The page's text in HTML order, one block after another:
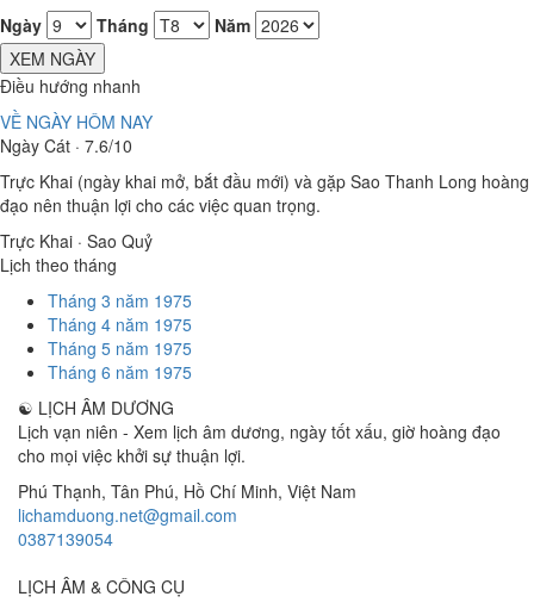
Ngày
Tháng
Năm
XEM NGÀY
Điều hướng nhanh
VỀ NGÀY HÔM NAY
Ngày Cát · 7.6/10
Trực Khai (ngày khai mở, bắt đầu mới) và gặp Sao Thanh Long hoàng
đạo nên thuận lợi cho các việc quan trọng.
Trực Khai · Sao Quỷ
Lịch theo tháng
Tháng 3 năm 1975
Tháng 4 năm 1975
Tháng 5 năm 1975
Tháng 6 năm 1975
☯ LỊCH ÂM DƯƠNG
Lịch vạn niên - Xem lịch âm dương, ngày tốt xấu, giờ hoàng đạo
cho mọi việc khởi sự thuận lợi.
Phú Thạnh, Tân Phú, Hồ Chí Minh, Việt Nam
lichamduong.net@gmail.com
0387139054
LỊCH ÂM & CÔNG CỤ